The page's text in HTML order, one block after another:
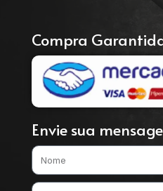
Compra
Envie sua